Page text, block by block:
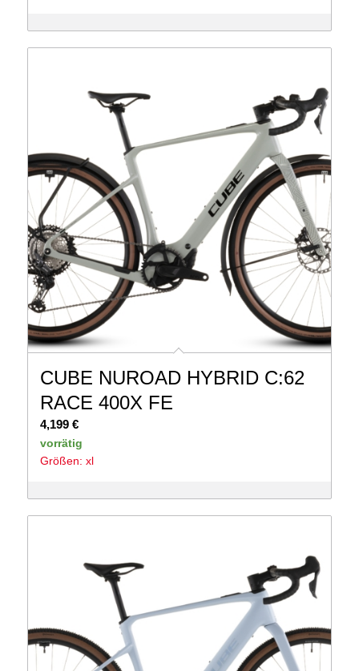
3,999 €
3,749 €.
CUBE NUROAD HYBRID C:62
RACE 400X FE
4,199 €
vorrätig
Größen: xl